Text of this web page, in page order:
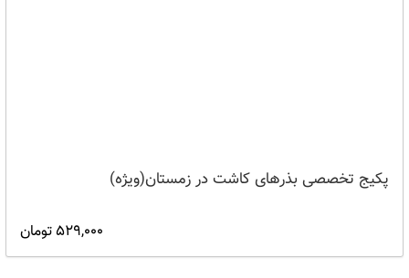
پکیج تخصصی بذرهای کاشت در زمستان(ویژه)
529,000 تومان